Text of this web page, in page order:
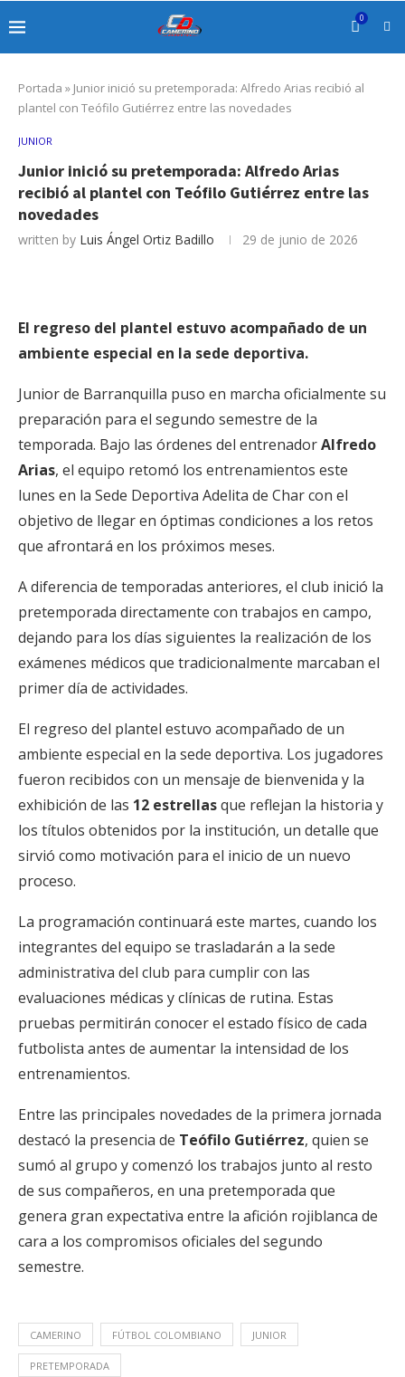
0
Portada » Junior inició su pretemporada: Alfredo Arias recibió al
plantel con Teófilo Gutiérrez entre las novedades
JUNIOR
Junior inició su pretemporada: Alfredo Arias
recibió al plantel con Teófilo Gutiérrez entre las
novedades
written by Luis Ángel Ortiz Badillo 29 de junio de 2026
El regreso del plantel estuvo acompañado de un
ambiente especial en la sede deportiva.
Junior de Barranquilla puso en marcha oficialmente su
preparación para el segundo semestre de la
temporada. Bajo las órdenes del entrenadorAlfredo
Arias, el equipo retomó los entrenamientos este
lunes en la Sede Deportiva Adelita de Char con el
objetivo de llegar en óptimas condiciones a los retos
que afrontará en los próximos meses.
A diferencia de temporadas anteriores, el club inició la
pretemporada directamente con trabajos en campo,
dejando para los días siguientes la realización de los
exámenes médicos que tradicionalmente marcaban el
primer día de actividades.
El regreso del plantel estuvo acompañado de un
ambiente especial en la sede deportiva. Los jugadores
fueron recibidos con un mensaje de bienvenida y la
exhibición de las 12 estrellasque reflejan la historia y
los títulos obtenidos por la institución, un detalle que
sirvió como motivación para el inicio de un nuevo
proceso.
La programación continuará este martes, cuando los
integrantes del equipo se trasladarán a la sede
administrativa del club para cumplir con las
evaluaciones médicas y clínicas de rutina. Estas
pruebas permitirán conocer el estado físico de cada
futbolista antes de aumentar la intensidad de los
entrenamientos.
Entre las principales novedades de la primera jornada
destacó la presencia de Teófilo Gutiérrez, quien se
sumó al grupo y comenzó los trabajos junto al resto
de sus compañeros, en una pretemporada que
genera gran expectativa entre la afición rojiblanca de
cara a los compromisos oficiales del segundo
semestre.
CAMERINO FÚTBOL COLOMBIANO JUNIOR
PRETEMPORADA